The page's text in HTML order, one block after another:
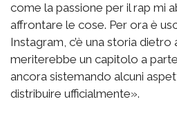
come la passione per il rap mi
affrontare le cose. Per ora è
Instagram, c’è una storia dietro
meriterebbe un capitolo a
ancora sistemando alcuni
distribuire ufficialmente».